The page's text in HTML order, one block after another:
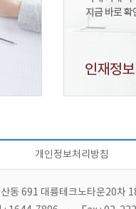
개인정보처리방침
동 691 대륭테크노타운20차